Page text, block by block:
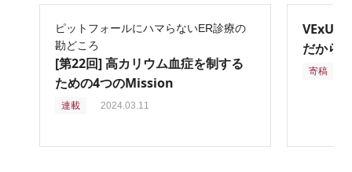
ピットフォールにハマらないER診療の
勘どころ
[第22回] 高カリウム血症を制する
ための4つのMission
連載 2024.03.11
VExUS
だから
寄稿